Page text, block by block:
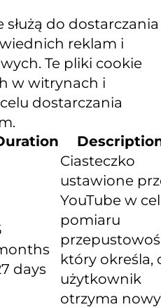
do dostarczania
reklam i
Te pliki cookie
w witrynach i
dostarczania
days
Ciasteczko
ustawione
YouTube w
pomiaru
który określa,
użytkownik
otrzyma